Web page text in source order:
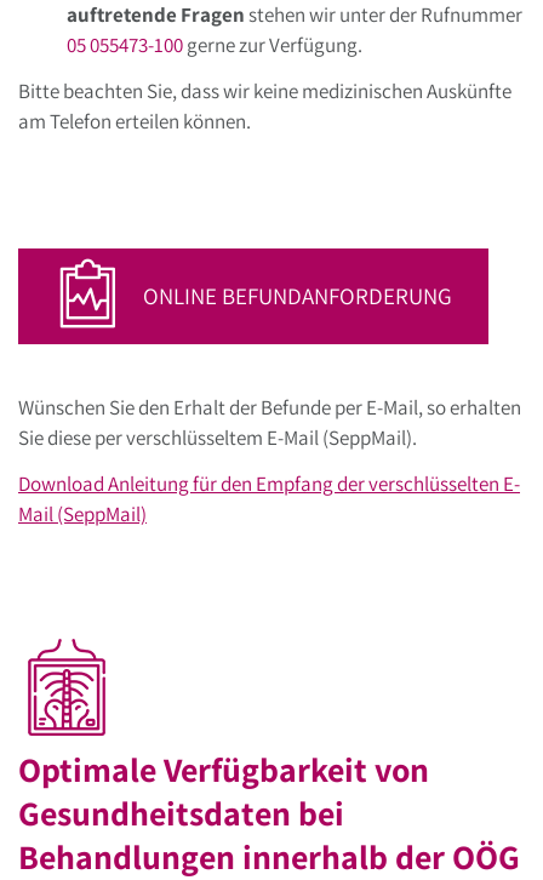
auftretende Fragenstehen wir unter der Rufnummer
05 055473-100gerne zur Verfügung.
Bitte beachten Sie, dass wir keine medizinischen Auskünfte
am Telefon erteilen können.
ONLINE BEFUNDANFORDERUNG
Wünschen Sie den Erhalt der Befunde per E-Mail, so erhalten
Sie diese per verschlüsseltem E-Mail (SeppMail).
Download Anleitung für den Empfang der verschlüsselten E-
Mail (SeppMail)
Optimale Verfügbarkeit von
Gesundheitsdaten bei
Behandlungen innerhalb der OÖG